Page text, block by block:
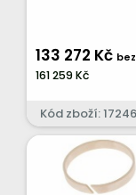
133 272 Kč
161 259 Kč
Kód zboží: